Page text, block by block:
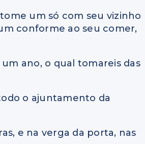
um só com seu vizinho
conforme ao seu comer,
ano, o qual tomareis das
o ajuntamento da
e na verga da porta, nas